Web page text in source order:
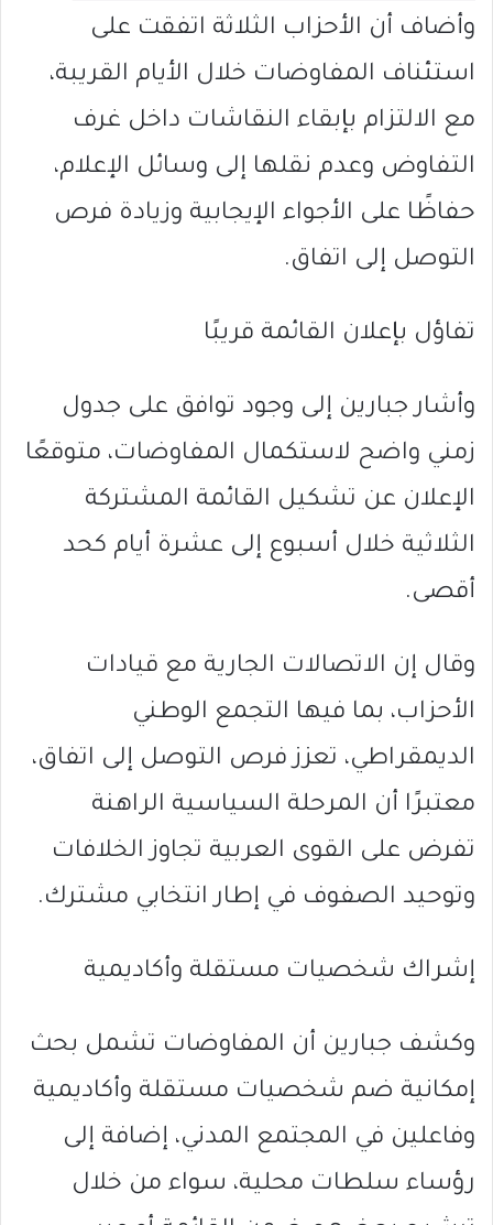
وأضاف أن الأحزاب الثلاثة اتفقت على
استئناف المفاوضات خلال الأيام القريبة،
مع الالتزام بإبقاء النقاشات داخل غرف
التفاوض وعدم نقلها إلى وسائل الإعلام،
حفاظًا على الأجواء الإيجابية وزيادة فرص
التوصل إلى اتفاق.
تفاؤل بإعلان القائمة قريبًا
وأشار جبارين إلى وجود توافق على جدول
زمني واضح لاستكمال المفاوضات، متوقعًا
الإعلان عن تشكيل القائمة المشتركة
الثلاثية خلال أسبوع إلى عشرة أيام كحد
أقصى.
وقال إن الاتصالات الجارية مع قيادات
الأحزاب، بما فيها التجمع الوطني
الديمقراطي، تعزز فرص التوصل إلى اتفاق،
معتبرًا أن المرحلة السياسية الراهنة
تفرض على القوى العربية تجاوز الخلافات
وتوحيد الصفوف في إطار انتخابي مشترك.
إشراك شخصيات مستقلة وأكاديمية
وكشف جبارين أن المفاوضات تشمل بحث
إمكانية ضم شخصيات مستقلة وأكاديمية
وفاعلين في المجتمع المدني، إضافة إلى
رؤساء سلطات محلية، سواء من خلال